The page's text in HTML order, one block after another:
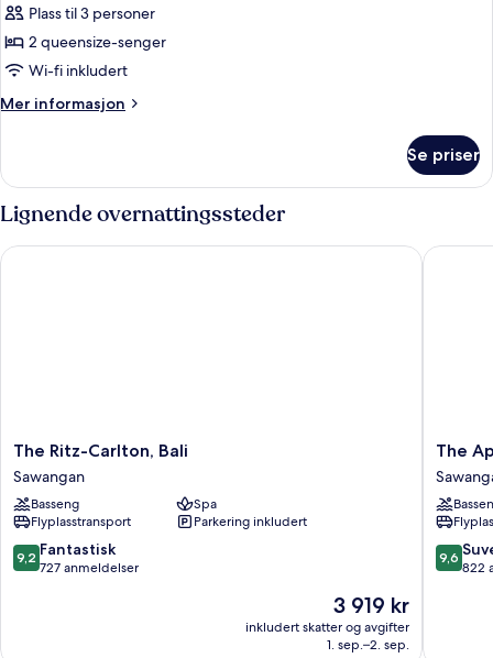
soverom,
resort-
utsikt
Suite,
Beds)
Plass til 3 personer
2 queensize-senger
Wi-fi inkludert
Mer informasjon
Mer
1
resort-
(Reserve
Se priser
Lignende overnattingssteder
The
Ritz-
Carlton,
Bali
Sawangan
The Ritz-Carlton, Bali
Sawangan
Basseng
Spa
Flyplasstransport
Parkering inkludert
9.2
av
9,2 Fantastisk
727 anmeldelser
Prisen
er
3 919 kr
3 919 kr
inkludert skatter og avgifter
1. sep.–2. sep.
The Ritz-Carlton, Bali
The
Apurva
Bali
The
9.6
av
9,6
822
The